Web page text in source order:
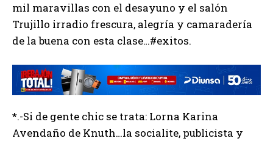
mil maravillas con el desayuno y el salón
Trujillo irradio frescura, alegría y camaradería
de la buena con esta clase…#exitos.
*.-Si de gente chic se trata: Lorna Karina
Avendaño de Knuth…la socialite, publicista y